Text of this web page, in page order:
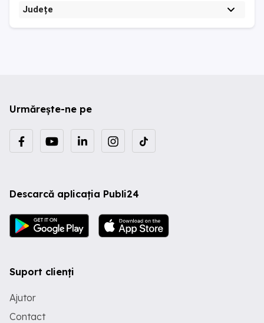
Județe
Urmărește-ne pe
Descarcă aplicația Publi24
Suport clienți
Ajutor
Contact